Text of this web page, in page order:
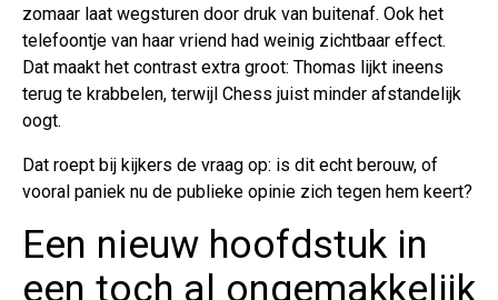
zomaar laat wegsturen door druk van buitenaf. Ook het
telefoontje van haar vriend had weinig zichtbaar effect.
Dat maakt het contrast extra groot: Thomas lijkt ineens
terug te krabbelen, terwijl Chess juist minder afstandelijk
oogt.
Dat roept bij kijkers de vraag op: is dit echt berouw, of
vooral paniek nu de publieke opinie zich tegen hem keert?
Een nieuw hoofdstuk in
een toch al ongemakkelijk